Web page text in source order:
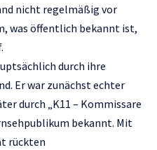
nicht regelmäßig vor
was öffentlich bekannt ist,
durch ihre
Er war zunächst echter
durch „K11 – Kommissare
bekannt. Mit
rückten